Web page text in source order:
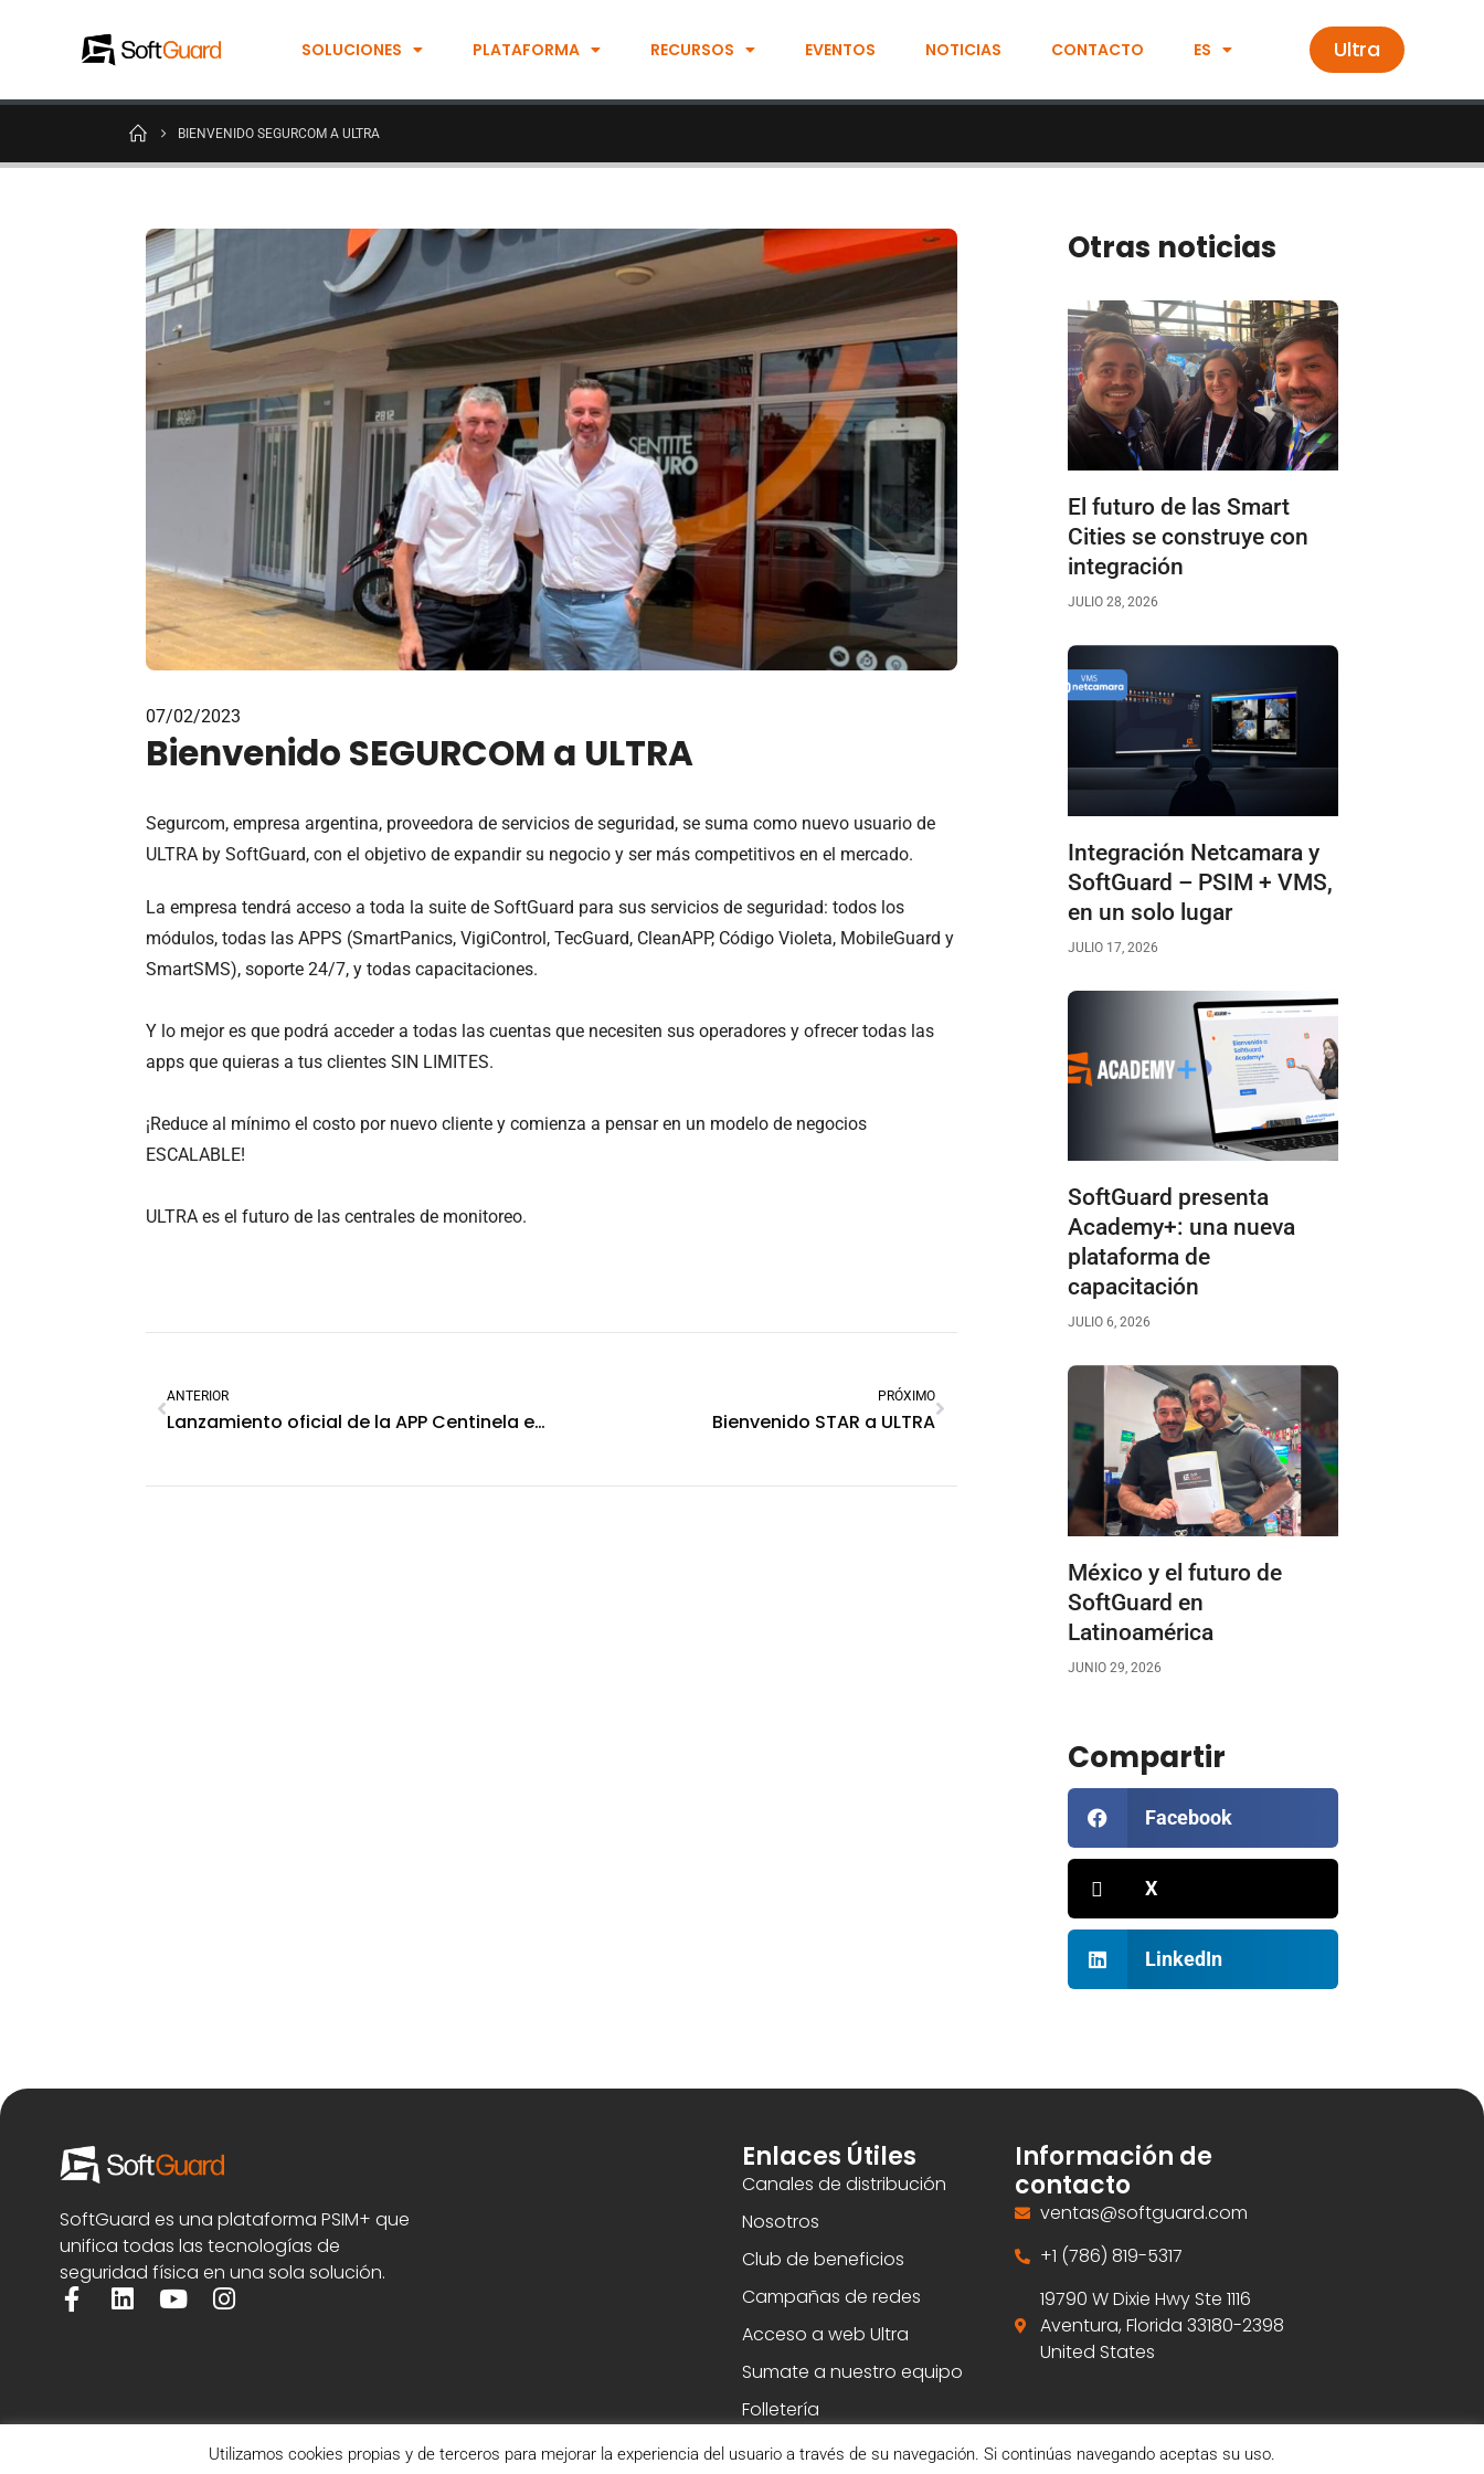
SOLUCIONES PLATAFORMA RECURSOS EVENTOS NOTICIAS CONTACTO ES Ultra
BIENVENIDO SEGURCOM A ULTRA
07/02/2023
Bienvenido SEGURCOM a ULTRA
Segurcom, empresa argentina, proveedora de servicios de seguridad, se suma como nuevo usuario de
ULTRA by SoftGuard, con el objetivo de expandir su negocio y ser más competitivos en el mercado.
La empresa tendrá acceso a toda la suite de SoftGuard para sus servicios de seguridad: todos los
módulos, todas las APPS (SmartPanics, VigiControl, TecGuard, CleanAPP, Código Violeta, MobileGuard y
SmartSMS), soporte 24/7, y todas capacitaciones.
Y lo mejor es que podrá acceder a todas las cuentas que necesiten sus operadores y ofrecer todas las
apps que quieras a tus clientes SIN LIMITES.
¡Reduce al mínimo el costo por nuevo cliente y comienza a pensar en un modelo de negocios
ESCALABLE!
ULTRA es el futuro de las centrales de monitoreo.
ANTERIOR
Lanzamiento oficial de la APP Centinela en conjunto con Protecta Argentina
PRÓXIMO
Bienvenido STAR a ULTRA
Otras noticias
El futuro de las Smart
Cities se construye con
integración
JULIO 28, 2026
Integración Netcamara y
SoftGuard – PSIM + VMS,
en un solo lugar
JULIO 17, 2026
SoftGuard presenta
Academy+: una nueva
plataforma de
capacitación
JULIO 6, 2026
México y el futuro de
SoftGuard en
Latinoamérica
JUNIO 29, 2026
Compartir
Facebook
X
LinkedIn
SoftGuard es una plataforma PSIM+ que
unifica todas las tecnologías de
seguridad física en una sola solución.
Enlaces Útiles
Canales de distribución
Nosotros
Club de beneficios
Campañas de redes
Acceso a web Ultra
Sumate a nuestro equipo
Folletería
Información de
contacto
ventas@softguard.com
+1 (786) 819-5317
19790 W Dixie Hwy Ste 1116
Aventura, Florida 33180-2398
United States
Utilizamos cookies propias y de terceros para mejorar la experiencia del usuario a través de su navegación. Si continúas navegando aceptas su uso.